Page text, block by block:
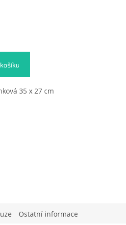
35 x 27 cm
Ostatní informace